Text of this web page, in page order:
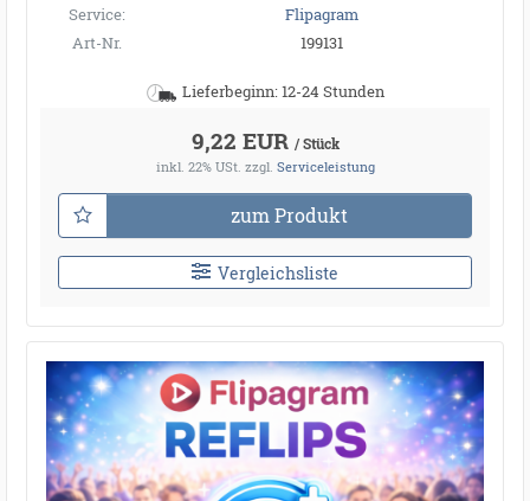
Service:
Flipagram
Art-Nr.
199131
Lieferbeginn: 12-24 Stunden
9,22 EUR / Stück
inkl. 22% USt. zzgl. Serviceleistung
zum Produkt
Vergleichsliste